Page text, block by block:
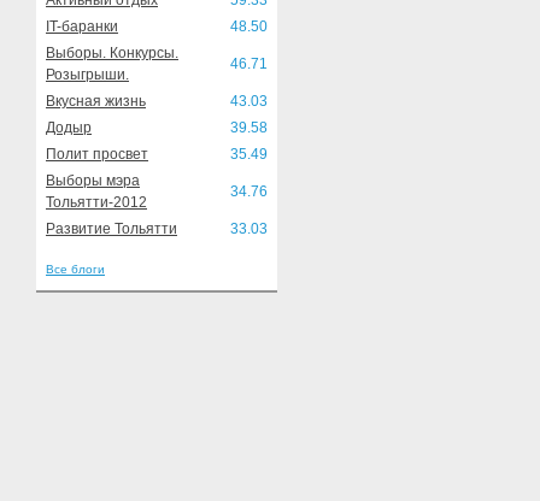
IT-баранки
48.50
Выборы. Конкурсы.
Розыгрыши.
46.71
Вкусная жизнь
43.03
Додыр
39.58
Полит просвет
35.49
Выборы мэра
Тольятти-2012
34.76
Развитие Тольятти 33.03
Все блоги